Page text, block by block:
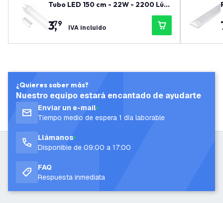
Tubo LED 150 cm - 22W - 2200 Lúm
enes - 6500K - 3 años de garantía
3,
79 IVA incluido
¿Quieres saber más?
Nuestro equipo estará encantado de ayudarte
Enviar un e-mail
Tiempo medio de espera 1 día laborable
Llámanos
Disponible de 09:00 a 17:00
FAQ
Respuesta inmediata